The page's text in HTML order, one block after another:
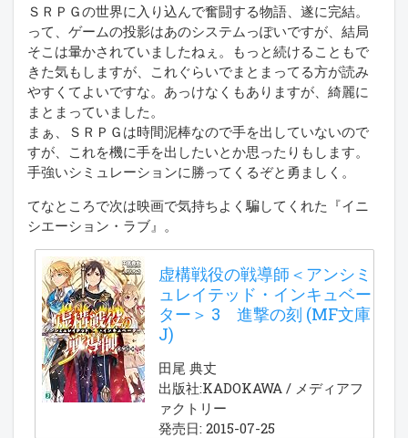
ＳＲＰＧの世界に入り込んで奮闘する物語、遂に完結。
って、ゲームの投影はあのシステムっぽいですが、結局
そこは暈かされていましたねぇ。もっと続けることもで
きた気もしますが、これぐらいでまとまってる方が読み
やすくてよいですな。あっけなくもありますが、綺麗に
まとまっていました。
まぁ、ＳＲＰＧは時間泥棒なので手を出していないので
すが、これを機に手を出したいとか思ったりもします。
手強いシミュレーションに勝ってくるぞと勇ましく。
てなところで次は映画で気持ちよく騙してくれた『イニ
シエーション・ラブ』。
虚構戦役の戦導師＜アンシミ
ュレイテッド・インキュベー
ター＞ 3 進撃の刻 (MF文庫
J)
田尾 典丈
出版社:KADOKAWA / メディアフ
ァクトリー
発売日: 2015-07-25